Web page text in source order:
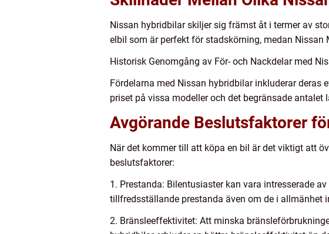
Nissan hybridbilar skiljer sig främst åt i termer av
elbil som är perfekt för stadskörning, medan
Historisk Genomgång av För- och Nackdelar med
Fördelarna med Nissan hybridbilar inkluderar
priset på vissa modeller och det begränsade
Avgörande Beslutsfaktorer
När det kommer till att köpa en bil är det viktigt att
beslutsfaktorer:
1. Prestanda: Bilentusiaster kan vara intresserade
tillfredsställande prestanda även om de i allmänhet
2. Bränsleeffektivitet: Att minska